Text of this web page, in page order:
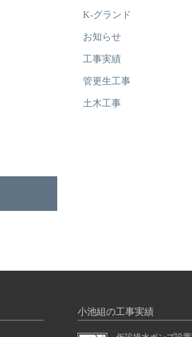
K-グランド
お知らせ
工事実績
管更生工事
土木工事
小池組の工事実績